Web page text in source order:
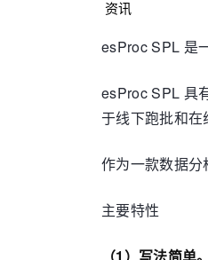
资讯
esProc SPL 是
esProc SPL 具
于线下跑批和在
作为一款数据分
主要特性